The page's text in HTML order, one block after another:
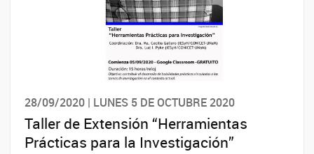
28/09/2020 | LUNES 5 DE OCTUBRE 2020
Taller de Extensión “Herramientas
Prácticas para la Investigación”